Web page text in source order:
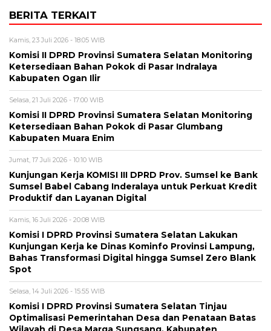
BERITA TERKAIT
Kamis, 23 Juli 2026 - 18:05 WIB
Komisi II DPRD Provinsi Sumatera Selatan Monitoring
Ketersediaan Bahan Pokok di Pasar Indralaya
Kabupaten Ogan Ilir
Selasa, 21 Juli 2026 - 17:00 WIB
Komisi II DPRD Provinsi Sumatera Selatan Monitoring
Ketersediaan Bahan Pokok di Pasar Glumbang
Kabupaten Muara Enim
Jumat, 17 Juli 2026 - 10:10 WIB
Kunjungan Kerja KOMISI III DPRD Prov. Sumsel ke Bank
Sumsel Babel Cabang Inderalaya untuk Perkuat Kredit
Produktif dan Layanan Digital
Kamis, 16 Juli 2026 - 20:08 WIB
Komisi I DPRD Provinsi Sumatera Selatan Lakukan
Kunjungan Kerja ke Dinas Kominfo Provinsi Lampung,
Bahas Transformasi Digital hingga Sumsel Zero Blank
Spot
Selasa, 14 Juli 2026 - 15:55 WIB
Komisi I DPRD Provinsi Sumatera Selatan Tinjau
Optimalisasi Pemerintahan Desa dan Penataan Batas